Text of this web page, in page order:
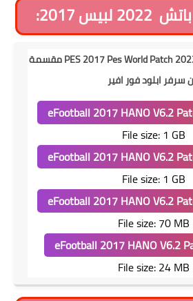
2017:
1- تحميل باتش PES 2017 Pes World Patch 2022 V6.2 مقسمة
سرفر ابلود فور افير
eFootball 2017 HANO V6.2
File size: 1 GB
eFootball 2017 HANO V6.2
File size: 1 GB
eFootball 2017 HANO V6.2
File size: 70 MB
eFootball 2017 HANO V6.2
File size: 24 MB